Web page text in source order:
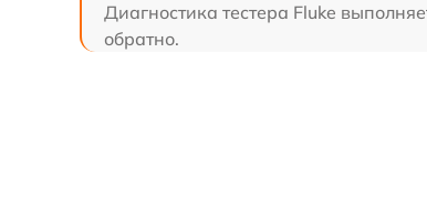
Диагностика тестера Fluke
обратно.